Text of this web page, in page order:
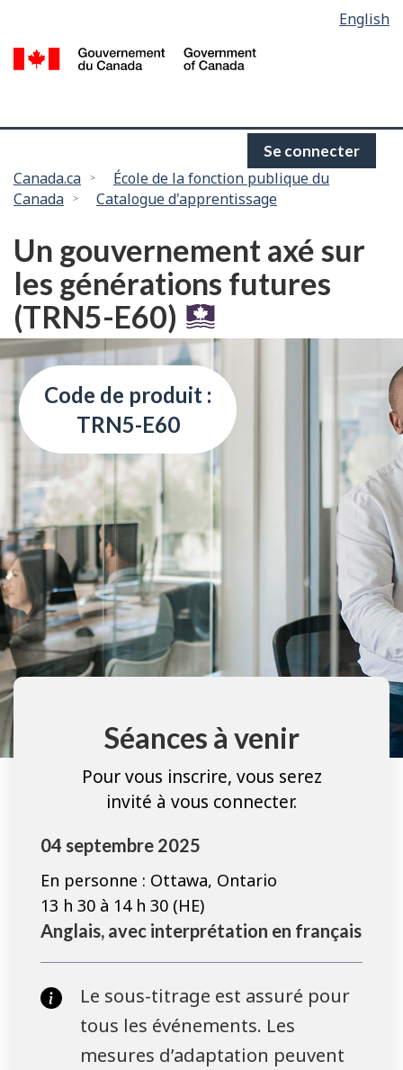
contenu
selection
English
Se connecter
Vous
êtes
Canada.ca
École de la fonction publique du
Canada
Catalogue d'apprentissage
Un gouvernement axé sur
les générations futures
(TRN5-E60)
Code de produit :
TRN5-E60
Séances à venir
Pour vous inscrire, vous serez
invité à vous connecter.
04 septembre 2025
En personne : Ottawa, Ontario
13 h 30 à 14 h 30 (HE)
Anglais, avec interprétation en français
Le sous-titrage est assuré pour
tous les événements. Les
mesures d’adaptation peuvent